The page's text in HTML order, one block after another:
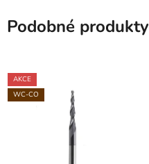
Podobné produkty
AKCE
WC-CO